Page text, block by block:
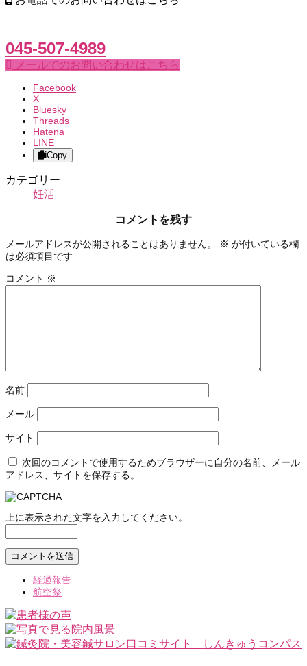
045-507-4989
メールでのお問い合わせはこちら
Facebook
X
Bluesky
Threads
Hatena
LINE
Copy
カテゴリー
妊活
コメントを残す
メールアドレスが公開されることはありません。 ※ が付いている欄
は必須項目です
コメント ※
名前
メール
サイト
次回のコメントで使用するためブラウザーに自分の名前、メール
アドレス、サイトを保存する。
上に表示された文字を入力してください。
経過報告
航空祭